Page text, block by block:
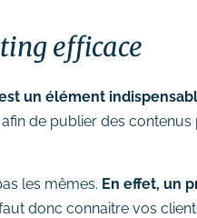
efficace
un élément
de publier des contenus
les mêmes. En effet, un
donc connaitre vos